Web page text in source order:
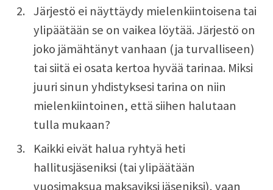
Järjestö ei näyttäydy mielenkiintoisena tai
ylipäätään se on vaikea löytää. Järjestö on
joko jämähtänyt vanhaan (ja turvalliseen)
tai siitä ei osata kertoa hyvää tarinaa. Miksi
juuri sinun yhdistyksesi tarina on niin
mielenkiintoinen, että siihen halutaan
tulla mukaan?
Kaikki eivät halua ryhtyä heti
hallitusjäseniksi (tai ylipäätään
vuosimaksua maksaviksi jäseniksi), vaan